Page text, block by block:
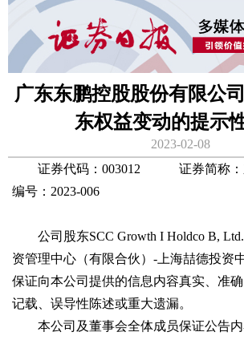
广东东鹏控股股份有限公
东权益变动的提示
2023-02-08
证券代码：003012 证券简称
编号：2023-006
公司股东SCC Growth I Holdco B,
资管理中心（有限合伙）-上海喆德投资
保证向本公司提供的信息内容真实、准
记载、误导性陈述或重大遗漏。
本公司及董事会全体成员保证公告内